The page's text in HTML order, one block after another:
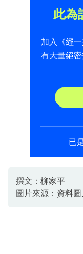
此為
加入《經
有大量絕
已
撰文：柳家平
圖片來源：資料